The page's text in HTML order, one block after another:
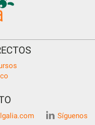
Síguenos